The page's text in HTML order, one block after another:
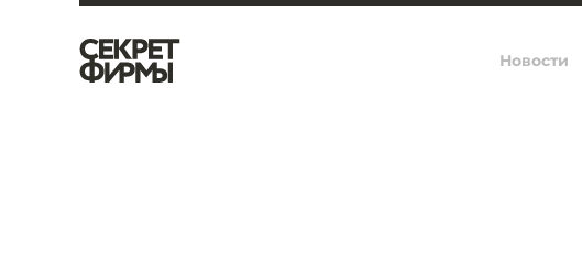
Новости